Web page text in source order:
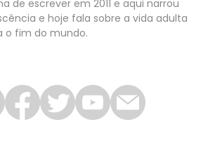
de escrever em 2011 e aqui narrou
e hoje fala sobre a vida adulta
o fim do mundo.